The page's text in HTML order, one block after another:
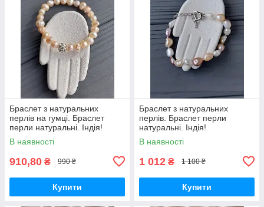
Браслет з натуральних
перлів на гумці. Браслет
перли натуральні. Індія!
В наявності
910,80 ₴ 990 ₴
Купити
Браслет з натуральних
перлів. Браслет перли
натуральні. Індія!
В наявності
1 012 ₴ 1 100 ₴
Купити